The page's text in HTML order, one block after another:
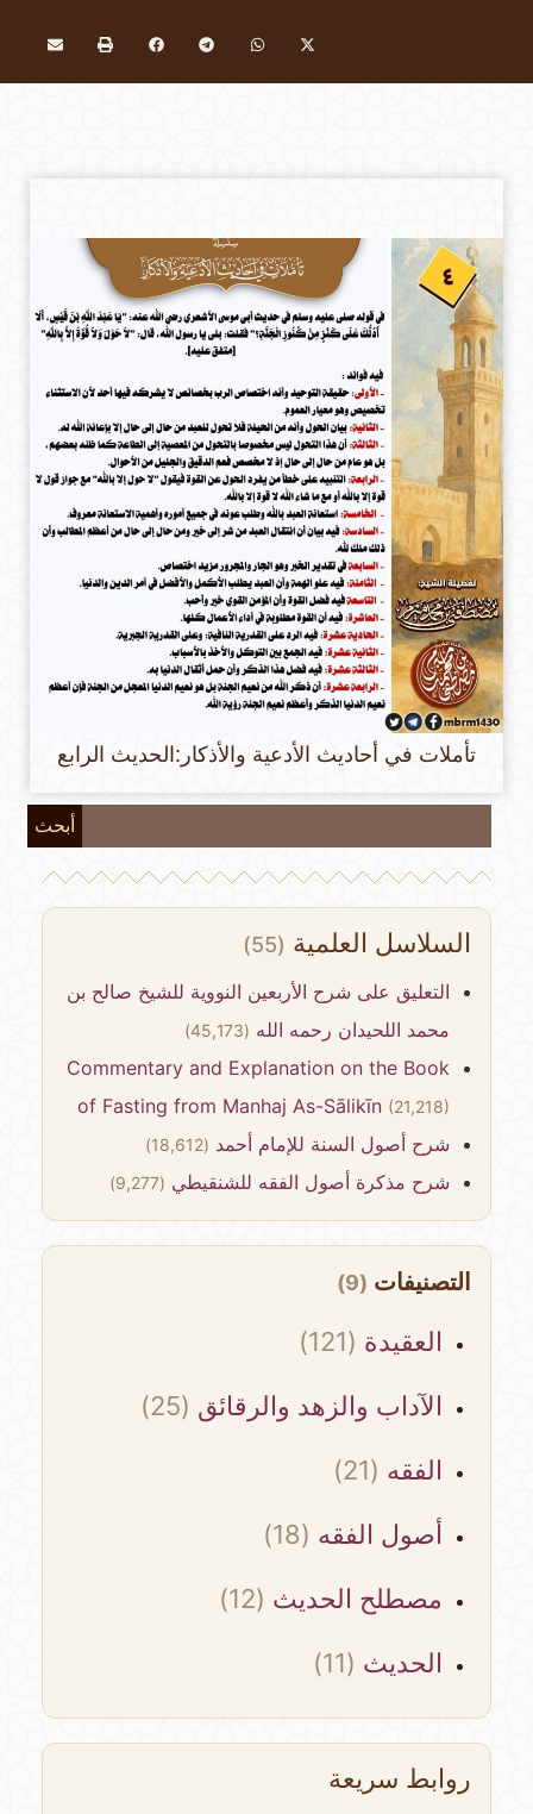
تأملات في أحاديث الأدعية والأذكار:الحديث الرابع
أبحث
السلاسل العلمية(55)
التعليق على شرح الأربعين النووية للشيخ صالح بن
محمد اللحيدان رحمه الله(45,173)
Commentary and Explanation on the Book
of Fasting from Manhaj As-Sālikīn(21,218)
شرح أصول السنة للإمام أحمد(18,612)
شرح مذكرة أصول الفقه للشنقيطي (9,277)
التصنيفات(9)
العقيدة(121)
الآداب والزهد والرقائق(25)
الفقه(21)
أصول الفقه(18)
مصطلح الحديث(12)
الحديث(11)
روابط سريعة